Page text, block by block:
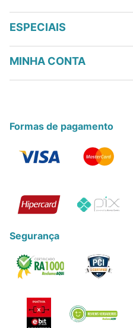
ESPECIAIS
MINHA CONTA
Formas de pagamento
Segurança